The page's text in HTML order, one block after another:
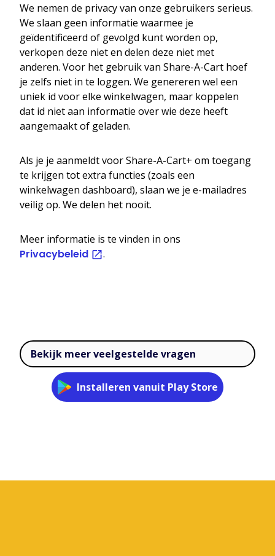
We nemen de privacy van onze gebruikers serieus.
We slaan geen informatie waarmee je
geïdentificeerd of gevolgd kunt worden op,
verkopen deze niet en delen deze niet met
anderen. Voor het gebruik van Share-A-Cart hoef
je zelfs niet in te loggen. We genereren wel een
uniek id voor elke winkelwagen, maar koppelen
dat id niet aan informatie over wie deze heeft
aangemaakt of geladen.
Als je je aanmeldt voor Share-A-Cart+ om toegang
te krijgen tot extra functies (zoals een
winkelwagen dashboard), slaan we je e-mailadres
veilig op. We delen het nooit.
Meer informatie is te vinden in ons
Privacybeleid .
Bekijk meer veelgestelde vragen
Installeren vanuit Play Store